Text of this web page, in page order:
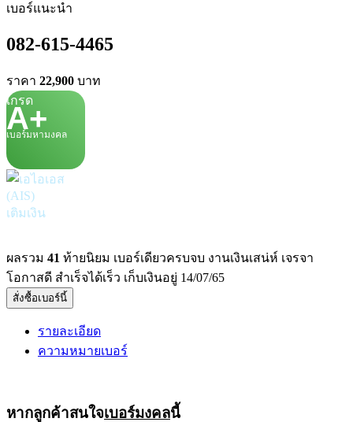
เบอร์แนะนำ
082-615-4465
ราคา 22,900 บาท
เกรด
A+
เบอร์มหามงคล
เติมเงิน
ผลรวม 41 ท้ายนิยม เบอร์เดียวครบจบ งานเงินเสน่ห์ เจรจา
โอกาสดี สำเร็จได้เร็ว เก็บเงินอยู่ 14/07/65
สั่งซื้อเบอร์นี้
รายละเอียด
ความหมายเบอร์
หากลูกค้าสนใจเบอร์มงคลนี้